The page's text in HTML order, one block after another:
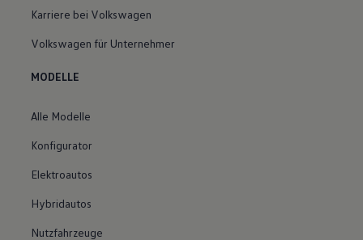
Karriere bei Volkswagen
Volkswagen für Unternehmer
MODELLE
Alle Modelle
Konfigurator
Elektroautos
Hybridautos
Nutzfahrzeuge